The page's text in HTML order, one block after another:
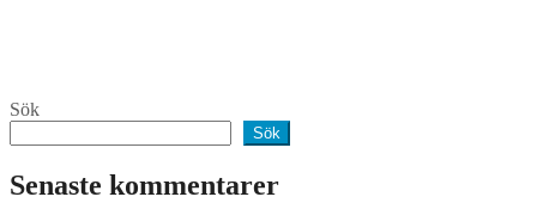
Sök
Sök
Senaste kommentarer